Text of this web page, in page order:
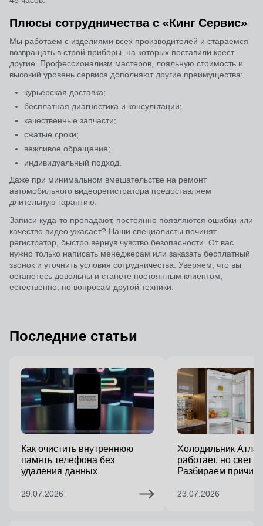
Плюсы сотрудничества с «Кинг Сервис»
Мы работаем с изделиями всех производителей и стараемся
возвращать в строй приборы, на которых поставили крест
другие. Профессионализм мастеров, лояльную стоимость и
высокий уровень сервиса дополняют другие преимущества:
курьерская доставка;
бесплатная диагностика и консультации;
качественные запчасти;
сжатые сроки;
вежливое обращение;
индивидуальный подход.
Даже при минимальном вмешательстве на ремонт
автомобильного видеорегистратора предоставляем
длительную гарантию.
Записи куда-то пропадают, постоянно появляются ошибки или
качество видео ужасает? Наши специалисты починят
регистратор, быстро вернув чувство безопасности. От вас
нужно только написать менеджерам или заказать бесплатный
звонок и уточнить условия сотрудничества. Уверяем, что вы
останетесь довольны и станете постоянным клиентом,
естественно, по вопросам другой техники.
Последние статьи
Как очистить внутреннюю
память телефона без
удаления данных
29.07.2026
Холодильник
работает, но свет
Разбираем
23.07.2026